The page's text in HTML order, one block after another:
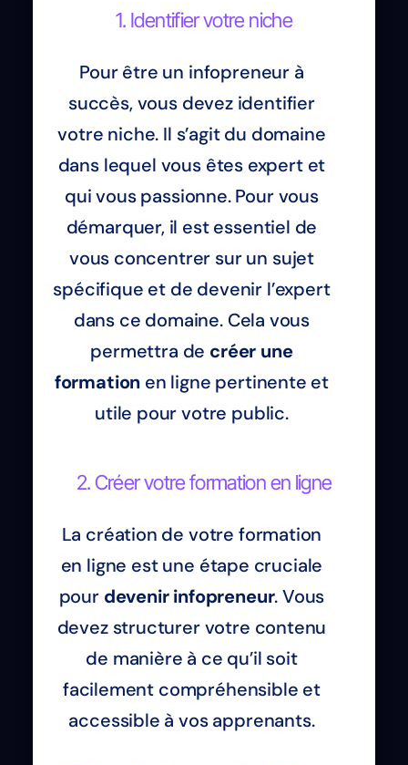
1. Identifier votre niche
Pour être un infopreneur à
succès, vous devez identifier
votre niche. Il s’agit du domaine
dans lequel vous êtes expert et
qui vous passionne. Pour vous
démarquer, il est essentiel de
vous concentrer sur un sujet
spécifique et de devenir l’expert
dans ce domaine. Cela vous
permettra de créer une
formation en ligne pertinente et
utile pour votre public.
2. Créer votre formation en ligne
La création de votre formation
en ligne est une étape cruciale
pour devenir infopreneur. Vous
devez structurer votre contenu
de manière à ce qu’il soit
facilement compréhensible et
accessible à vos apprenants.